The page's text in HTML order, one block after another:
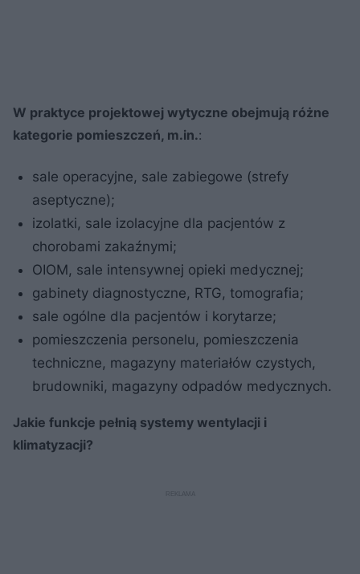
W praktyce projektowej wytyczne obejmują różne
kategorie pomieszczeń, m.in.:
sale operacyjne, sale zabiegowe (strefy
aseptyczne);
izolatki, sale izolacyjne dla pacjentów z
chorobami zakaźnymi;
OIOM, sale intensywnej opieki medycznej;
gabinety diagnostyczne, RTG, tomografia;
sale ogólne dla pacjentów i korytarze;
pomieszczenia personelu, pomieszczenia
techniczne, magazyny materiałów czystych,
brudowniki, magazyny odpadów medycznych.
Jakie funkcje pełnią systemy wentylacji i
klimatyzacji?